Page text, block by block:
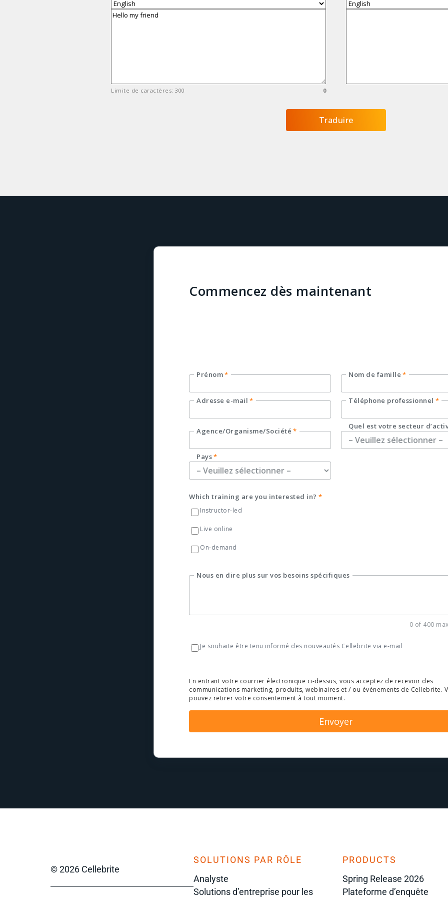
Limite de caractères: 300 0
Traduire
Commencez dès maintenant
Prénom* Nom de famille *
Adresse e-mail * Téléphone professionnel *
Agence/Organisme/Société *
Quel est votre secteur
Pays*
Which training are you interested in? *
Instructor-led
Live online
On-demand
Nous en dire plus sur vos besoins spécifiques
0 of 400
Je souhaite être tenu informé des nouveautés Cellebrite via e-mail
En entrant votre courrier électronique ci-dessus, vous acceptez de recevoir des
communications marketing, produits, webinaires et / ou événements de Cellebrite.
pouvez retirer votre consentement à tout moment.
© 2026 Cellebrite
SOLUTIONS PAR RÔLE
Analyste
Solutions d’entreprise pour les
PRODUCTS
Spring Release 2026
Plateforme d’enquête